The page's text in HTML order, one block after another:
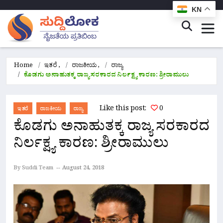
Home ಇತರೆ, ರಾಜಕೀಯ,
ರಾಜ್ಯ
ಕೊಡಗು ಅನಾಹುತಕ್ಕ ರಾಜ್ಯ ಸರಕಾರದ ನಿರ್ಲಕ್ಷ್ಯ ಕಾರಣ: ಶ್ರೀರಾಮುಲು
ಇತರೆ ರಾಜಕೀಯ ರಾಜ್ಯ Like this post: 0
ಕೊಡಗು ಅನಾಹುತಕ್ಕ ರಾಜ್ಯ ಸರಕಾರದ
ನಿರ್ಲಕ್ಷ್ಯ ಕಾರಣ: ಶ್ರೀರಾಮುಲು
By Suddi Team August 24, 2018
KN